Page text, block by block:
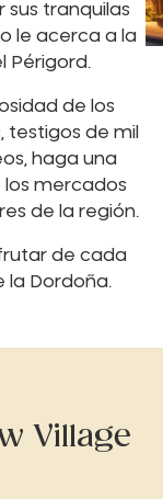
sus tranquilas
le acerca a la
Périgord.
de los
testigos de mil
haga una
mercados
de la región.
de cada
la Dordoña.
Village